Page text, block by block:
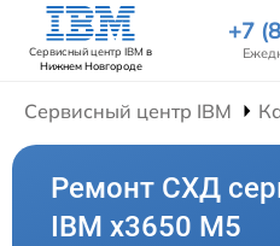
Сервисный центр IBM в
Нижнем Новгороде
+7
Сервисный центр IBM
Ремонт СХД
IBM x3650 M5